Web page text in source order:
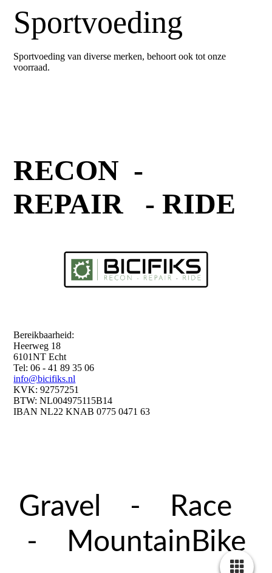
Sportvoeding
Sportvoeding van diverse merken, behoort ook tot onze
voorraad.
RECON -
REPAIR - RIDE
Bereikbaarheid:
Heerweg 18
6101NT Echt
Tel: 06 - 41 89 35 06
info@bicifiks.nl
KVK: 92757251
BTW: NL004975115B14
IBAN NL22 KNAB 0775 0471 63
Gravel - Race
- MountainBike